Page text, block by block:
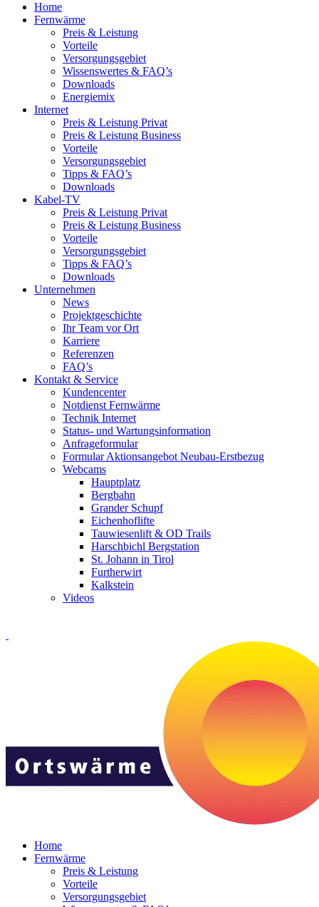
Home
Fernwärme
Preis & Leistung
Vorteile
Versorgungsgebiet
Wissenswertes & FAQ’s
Downloads
Energiemix
Internet
Preis & Leistung Privat
Preis & Leistung Business
Vorteile
Versorgungsgebiet
Tipps & FAQ’s
Downloads
Kabel-TV
Preis & Leistung Privat
Preis & Leistung Business
Vorteile
Versorgungsgebiet
Tipps & FAQ’s
Downloads
Unternehmen
News
Projektgeschichte
Ihr Team vor Ort
Karriere
Referenzen
FAQ’s
Kontakt & Service
Kundencenter
Notdienst Fernwärme
Technik Internet
Status- und Wartungsinformation
Anfrageformular
Formular Aktionsangebot Neubau-Erstbezug
Webcams
Hauptplatz
Bergbahn
Grander Schupf
Eichenhoflifte
Tauwiesenlift & OD Trails
Harschbichl Bergstation
St. Johann in Tirol
Furtherwirt
Kalkstein
Videos
Home
Fernwärme
Preis & Leistung
Vorteile
Versorgungsgebiet